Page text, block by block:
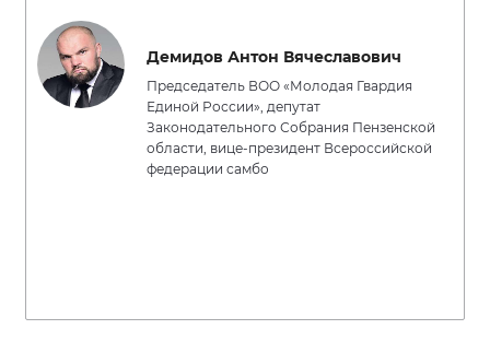
Демидов Антон Вячеславович
Председатель ВОО «Молодая Гвардия
Единой России», депутат
Законодательного Собрания Пензенской
области, вице-президент Всероссийской
федерации самбо